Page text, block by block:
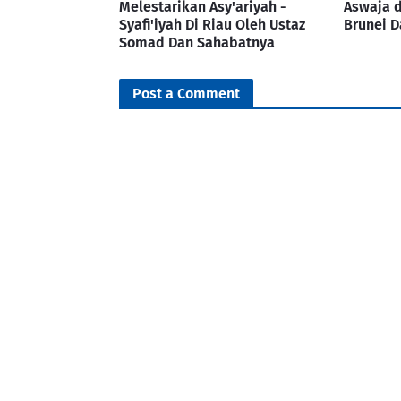
Melestarikan Asy'ariyah -
Syafi'iyah Di Riau Oleh Ustaz
Somad Dan Sahabatnya
Aswaja
Brunei
Post a Comment